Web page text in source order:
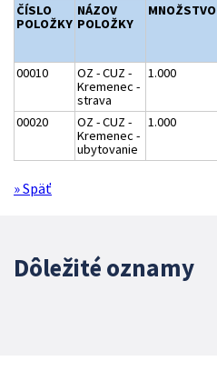
ČÍSLO
POLOŽKY
NÁZOV
POLOŽKY
MNOŽSTVO
00010
OZ - CUZ -
Kremenec -
strava
1.000
00020
OZ - CUZ -
Kremenec -
ubytovanie
1.000
» Späť
Dôležité oznamy